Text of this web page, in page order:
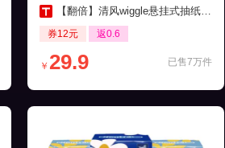
【翻倍】清风wiggle悬挂式抽纸250抽10提
券12元 返0.6
已售7万件
￥ 29.9